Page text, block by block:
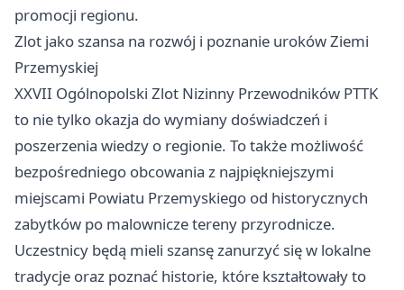
promocji regionu.
Zlot jako szansa na rozwój i poznanie uroków Ziemi
Przemyskiej
XXVII Ogólnopolski Zlot Nizinny Przewodników PTTK
to nie tylko okazja do wymiany doświadczeń i
poszerzenia wiedzy o regionie. To także możliwość
bezpośredniego obcowania z najpiękniejszymi
miejscami Powiatu Przemyskiego od historycznych
zabytków po malownicze tereny przyrodnicze.
Uczestnicy będą mieli szansę zanurzyć się w lokalne
tradycje oraz poznać historie, które kształtowały to